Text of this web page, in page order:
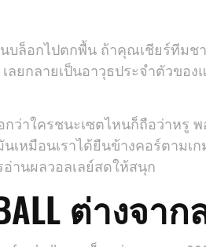
นบล็อกไปตกพื้น ถ้าคุณเชียร์ที
เลยกลายเป็นอาวุธประจำตั
าใครชนะเซตไหนก็ถือว่าหรู
เหมือนเราได้ยืนข้างคอร์ตามเ
านผลวอลเลย์สดให้สนุก
ต่าง